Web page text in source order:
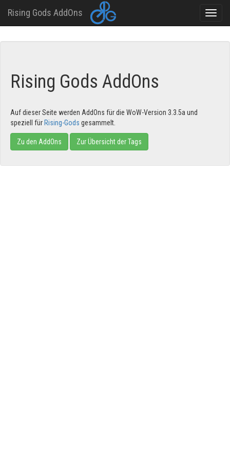
Rising Gods AddOns
Toggle
Rising Gods AddOns
Auf dieser Seite werden AddOns für die WoW-Version 3.3.5a und
speziell für Rising-Gods gesammelt.
Zu den AddOns Zur Übersicht der Tags